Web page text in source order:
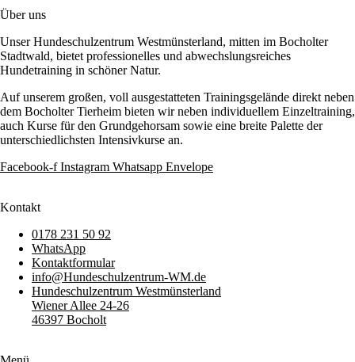
Über uns
Unser Hundeschulzentrum Westmünsterland, mitten im Bocholter
Stadtwald, bietet professionelles und abwechslungsreiches
Hundetraining in schöner Natur.
Auf unserem großen, voll ausgestatteten Trainingsgelände direkt neben
dem Bocholter Tierheim bieten wir neben individuellem Einzeltraining,
auch Kurse für den Grundgehorsam sowie eine breite Palette der
unterschiedlichsten Intensivkurse an.
Facebook-f Instagram Whatsapp Envelope
Kontakt
0178 231 50 92
WhatsApp
Kontaktformular
info@Hundeschulzentrum-WM.de
Hundeschulzentrum Westmünsterland
Wiener Allee 24-26
46397 Bocholt